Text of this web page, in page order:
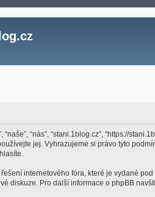
“naše”, “nás”, “stani.1blog.cz”, “https://
jej. Vyhrazujeme si právo tyto
internetového fóra, které je vydané pod
diskuze. Pro další informace o phpBB